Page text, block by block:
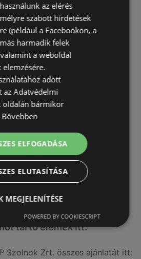
akciós újságjai
akciós újságjai
akciós újságjai
Sopron-Fertődi
ajánlatai
tartó elemek itt:
Szolnok Zrt. összes ajánlatát itt:
az elérés
szabott hirdetések
(például a Facebookon, a
harmadik felek
a weboldal
elemzésére.
adott
az Adatvédelmi
oldalán bármikor
Bővebben
ELFOGADÁSA
ELUTASÍTÁSA
MEGJELENÍTÉSE
POWERED BY COOKIESCRIPT